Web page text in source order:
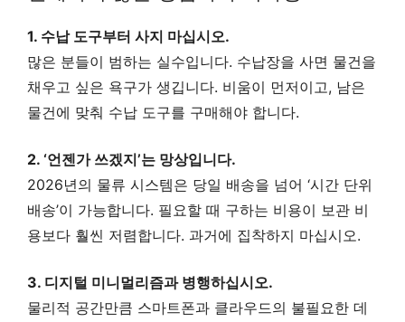
1. 수납 도구부터 사지 마십시오.
많은 분들이 범하는 실수입니다. 수납장을 사면 물건을
채우고 싶은 욕구가 생깁니다. 비움이 먼저이고, 남은
물건에 맞춰 수납 도구를 구매해야 합니다.
2. ‘언젠가 쓰겠지’는 망상입니다.
2026년의 물류 시스템은 당일 배송을 넘어 ‘시간 단위
배송’이 가능합니다. 필요할 때 구하는 비용이 보관 비
용보다 훨씬 저렴합니다. 과거에 집착하지 마십시오.
3. 디지털 미니멀리즘과 병행하십시오.
물리적 공간만큼 스마트폰과 클라우드의 불필요한 데